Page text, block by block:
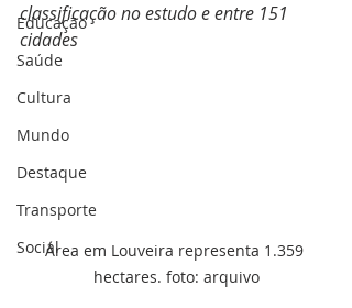
Educação
Saúde
Cultura
Mundo
Destaque
Transporte
Social
classificação no estudo e entre 151
cidades
Área em Louveira representa 1.359
hectares. foto: arquivo